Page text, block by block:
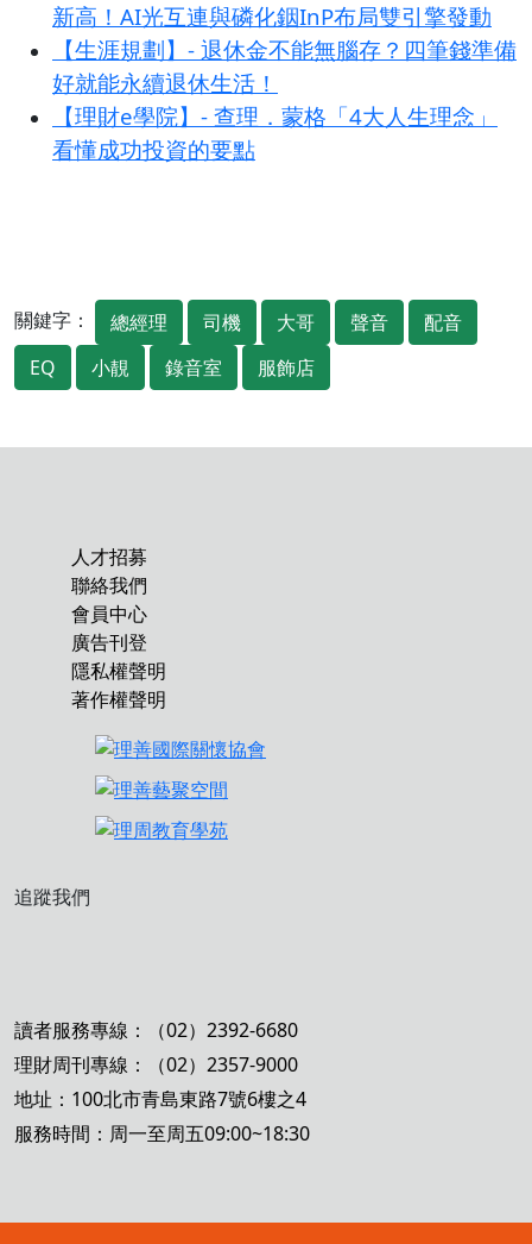
新高！AI光互連與磷化銦InP布局雙引擎發動
【生涯規劃】- 退休金不能無腦存？四筆錢準備
好就能永續退休生活！
【理財e學院】- 查理．蒙格「4大人生理念」
看懂成功投資的要點
關鍵字： 總經理 司機 大哥 聲音
配音
EQ
小靚 錄音室 服飾店
人才招募
聯絡我們
會員中心
廣告刊登
隱私權聲明
著作權聲明
追蹤我們
讀者服務專線：（02）2392-6680
理財周刊專線：（02）2357-9000
地址：100北市青島東路7號6樓之4
服務時間：周一至周五09:00~18:30